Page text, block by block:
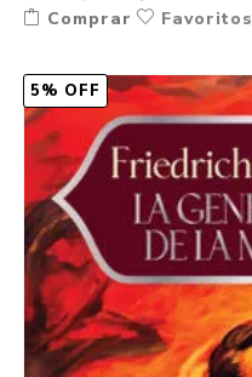
Comprar Favoritos
5% OFF